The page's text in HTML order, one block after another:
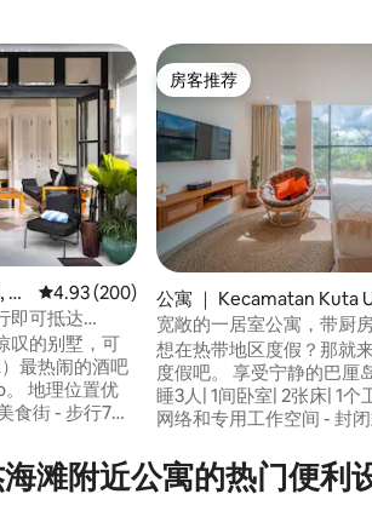
评价
K
B
平均评分 4.93 分（满分 5 分），共 200 条
4.93 (200)
即可抵达
叹的别墅，可
最热闹的酒吧
优
食街 - 步行7分
步行5分钟到达
10分钟即可抵
房客推荐
房客推荐
公寓 ｜ Kecamatan Kuta
a
宽敞的一居室公寓，带厨
想在热带地区度假？那就
度假吧。 享受宁静的巴厘岛住宿体验！ -可
睡3人| 1间卧室| 2张床| 1个
网络和专用工作空间 - 封
宠物，自助入住，免费停
用的便利设施，包括应要
滩附近公寓的热门便利